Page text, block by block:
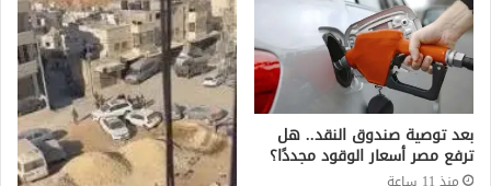
بعد توصية صندوق النقد.. هل
ترفع مصر أسعار الوقود مجددًا؟